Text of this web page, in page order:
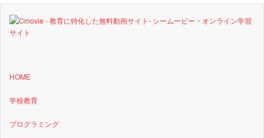
HOME
学校教育
プログラミング